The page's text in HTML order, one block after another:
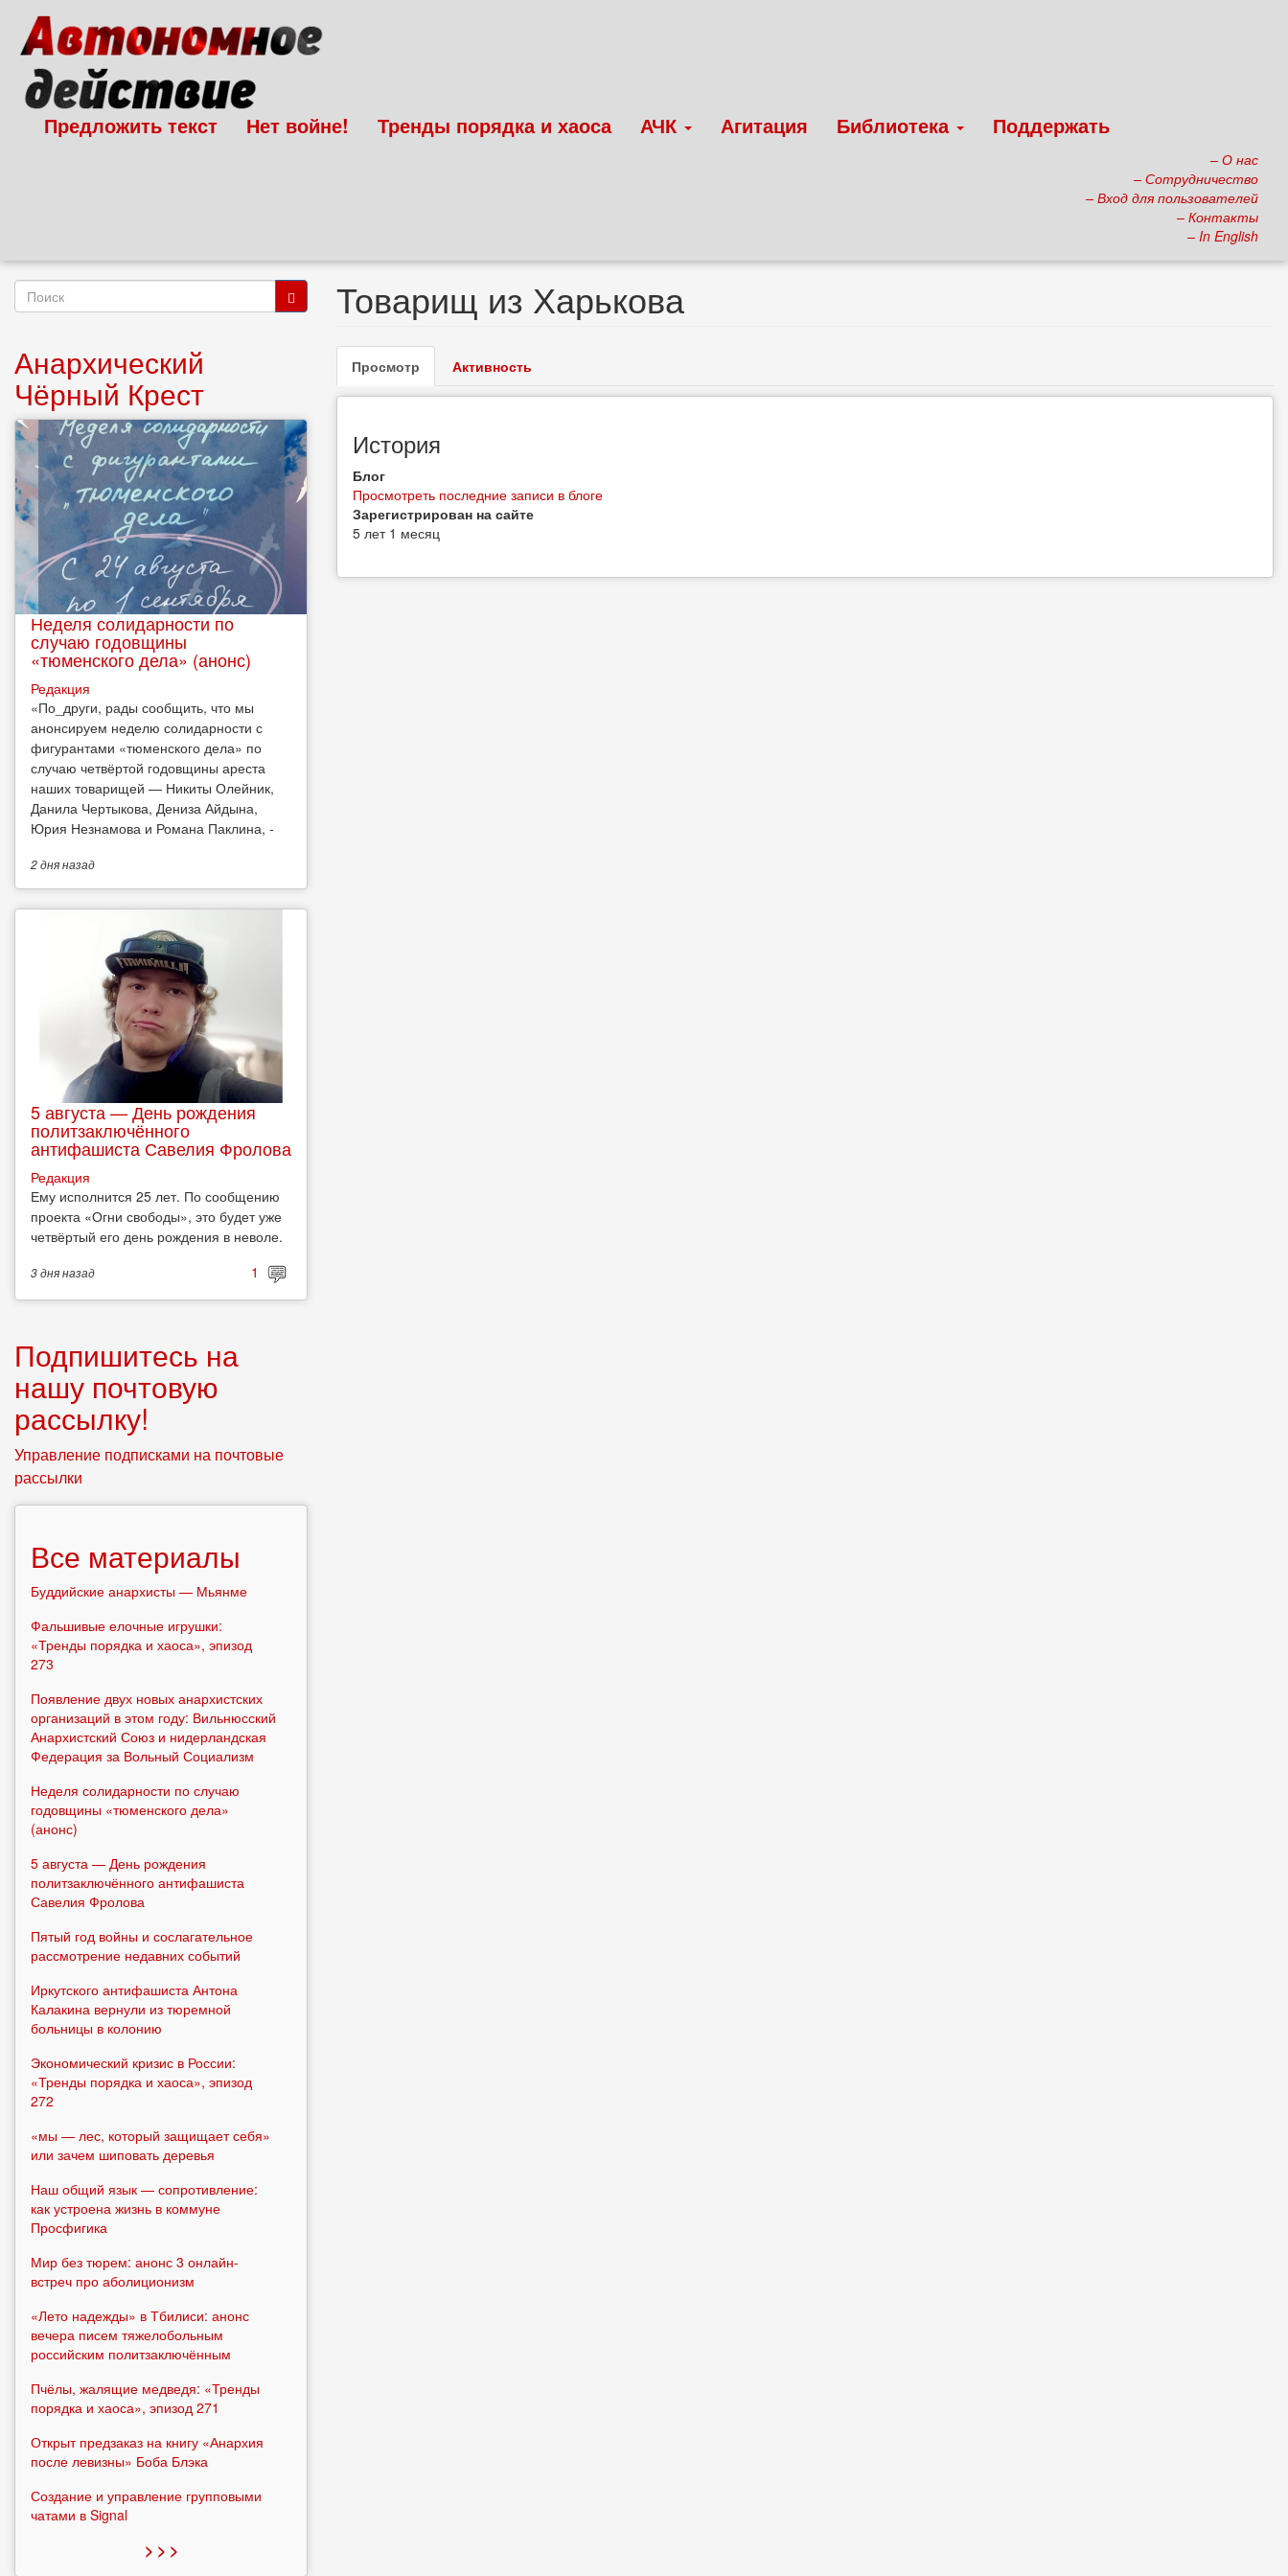
основному
содержанию
Предложить текст Нет войне! Тренды порядка и хаоса АЧК Агитация Библиотека Поддержать
– О нас
– Сотрудничество
– Вход для пользователей
– Контакты
– In English
Товарищ из Харькова
Главные
вкладки
Просмотр (активная
вкладка)
Активность
История
Блог
Просмотреть последние записи в блоге
Зарегистрирован на сайте
5 лет 1 месяц
Форма
Анархический
Чёрный Крест
Неделя солидарности по
случаю годовщины
«тюменского дела» (анонс)
Редакция
​«По_други, рады сообщить, что мы
анонсируем неделю солидарности с
фигурантами «тюменского дела» по
случаю четвёртой годовщины ареста
наших товарищей — Никиты Олейник,
Данила Чертыкова, Дениза Айдына,
Юрия Незнамова и Романа Паклина, -
2 дняназад
5 августа — День рождения
политзаключённого
антифашиста Савелия Фролова
Редакция
Ему исполнится 25 лет. По сообщению
проекта «Огни свободы», это будет уже
четвёртый его день рождения в неволе.
3 дняназад 1
Подпишитесь на
нашу почтовую
рассылку!
Управление подписками на почтовые
рассылки
Все материалы
Буддийские анархисты — Мьянме
Фальшивые елочные игрушки:
«Тренды порядка и хаоса», эпизод
273
Появление двух новых анархистских
организаций в этом году: Вильнюсский
Анархистский Союз и нидерландская
Федерация за Вольный Социализм
Неделя солидарности по случаю
годовщины «тюменского дела»
(анонс)
5 августа — День рождения
политзаключённого антифашиста
Савелия Фролова
Пятый год войны и сослагательное
рассмотрение недавних событий
Иркутского антифашиста Антона
Калакина вернули из тюремной
больницы в колонию
Экономический кризис в России:
«Тренды порядка и хаоса», эпизод
272
«мы — лес, который защищает себя»
или зачем шиповать деревья
Наш общий язык — сопротивление:
как устроена жизнь в коммуне
Просфигика
Мир без тюрем: анонс 3 онлайн-
встреч про аболиционизм
«Лето надежды» в Тбилиси: анонс
вечера писем тяжелобольным
российским политзаключённым
Пчёлы, жалящие медведя: «Тренды
порядка и хаоса», эпизод 271
Открыт предзаказ на книгу «Анархия
после левизны» Боба Блэка
Создание и управление групповыми
чатами в Signal
> > >